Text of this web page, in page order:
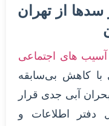
از تهران
آسیب های اجتماعی
با کاهش بی‌سابقه
آبی جدی قرار
دفتر اطلاعات و